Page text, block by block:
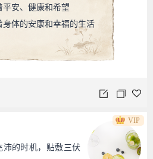
平安、健康和希望
身体的安康和幸福的生活
沛的时机，贴敷三伏
VIP